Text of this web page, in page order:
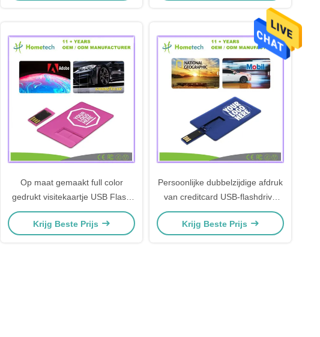
Op maat gemaakt full color
gedrukt visitekaartje USB Flash
Drive Plastic Pendrive Populaire
reclame geheugenstick
Krijg Beste Prijs
Persoonlijke dubbelzijdige afdruk
van creditcard USB-flashdrive
met 128MB-256GB capaciteit
Krijg Beste Prijs